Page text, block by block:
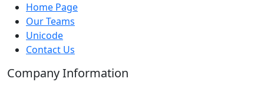
Home Page
Our Teams
Unicode
Contact Us
Company Information